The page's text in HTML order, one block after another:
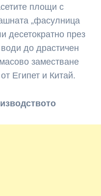
площи с
„фасулница
десетократно през
до драстичен
заместване
Египет и Китай.